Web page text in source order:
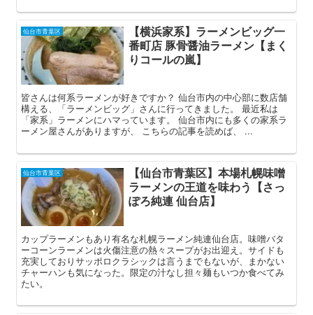
仙台市青葉区
【横浜家系】ラーメンビッグ一
番町店 豚骨醤油ラーメン【まく
りコールの嵐】
皆さんは何系ラーメンが好きですか？ 仙台市内の中心部に数店舗
構える、「ラーメンビッグ」さんに行ってきました。 最近私は
「家系」ラーメンにハマっています。 仙台市内にも多くの家系ラ
ーメン屋さんがありますが、 こちらの記事を読めば、 ...
仙台市青葉区
【仙台市青葉区】本場札幌味噌
ラーメンの王道を味わう【さっ
ぽろ純連 仙台店】
カップラーメンもあり有名な札幌ラーメン純連仙台店。味噌バタ
ーコーンラーメンは火傷注意の熱々スープがお出迎え。サイドも
充実しておりサッポロクラシックは言うまでもないが、まかない
チャーハンも気になった。限定の汁なし担々麺もいつか食べてみ
たい。